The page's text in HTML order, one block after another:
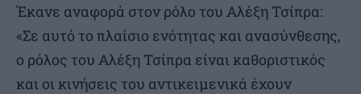
Έκανε αναφορά στον ρόλο του Αλέξη Τσίπρα:
«Σε αυτό το πλαίσιο ενότητας και ανασύνθεσης,
ο ρόλος του Αλέξη Τσίπρα είναι καθοριστικός
και οι κινήσεις του αντικειμενικά έχουν